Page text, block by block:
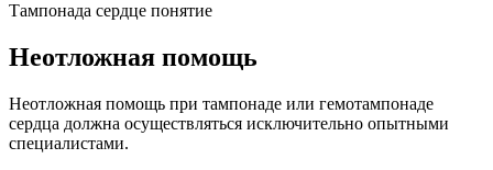
Тампонада сердце понятие
Неотложная помощь
Неотложная помощь при тампонаде или гемотампонаде
сердца должна осуществляться исключительно опытными
специалистами.